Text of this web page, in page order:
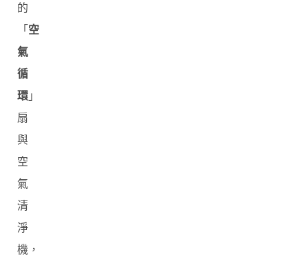
的
「 空
氣
循
環 」
扇
與
空
氣
清
淨
機，